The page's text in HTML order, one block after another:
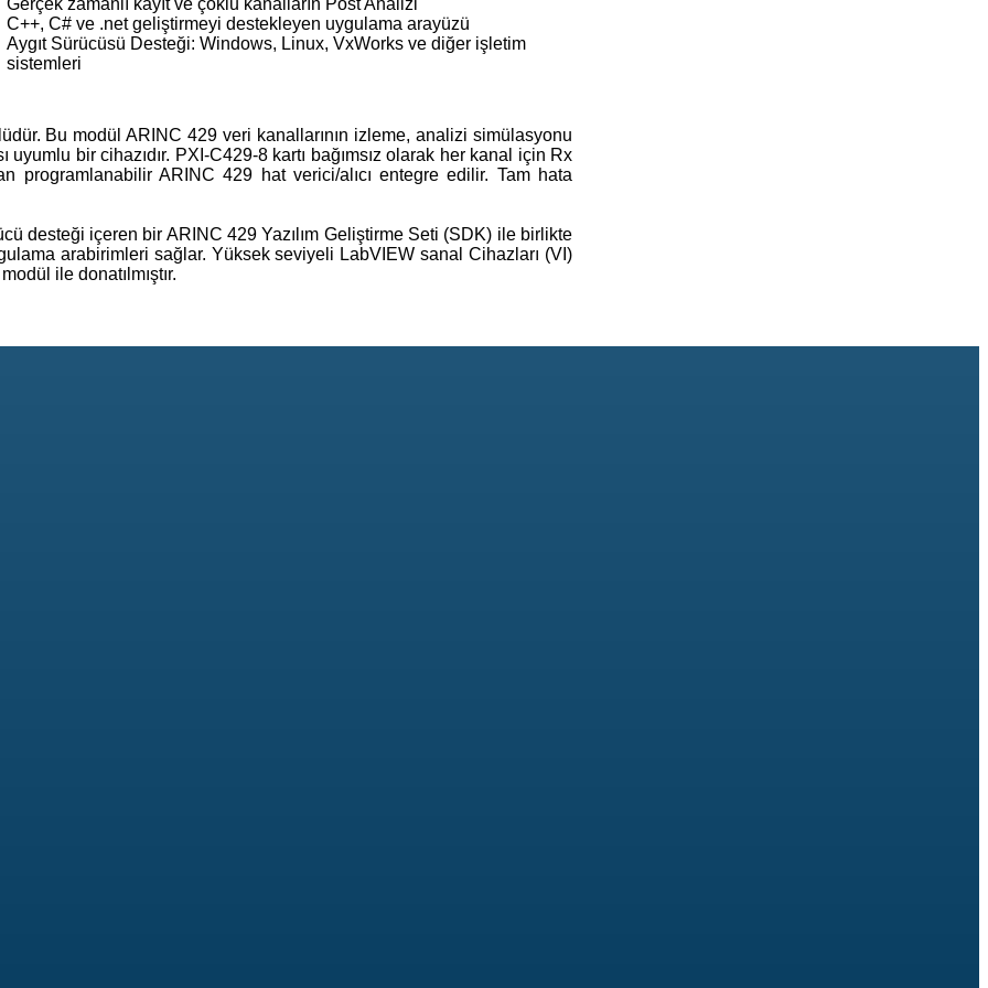
Gerçek zamanlı kayıt ve çoklu kanalların Post Analizi
C++, C# ve .net geliştirmeyi destekleyen uygulama arayüzü
Aygıt Sürücüsü Desteği: Windows, Linux, VxWorks ve diğer işletim
sistemleri
Bu modül ARINC 429 veri kanallarının izleme, analizi simülasyonu
bir cihazıdır. PXI-C429-8 kartı bağımsız olarak her kanal için Rx
programlanabilir ARINC 429 hat verici/alıcı entegre edilir. Tam hata
desteği içeren bir ARINC 429 Yazılım Geliştirme Seti (SDK) ile birlikte
arabirimleri sağlar. Yüksek seviyeli LabVIEW sanal Cihazları (VI)
ile donatılmıştır.